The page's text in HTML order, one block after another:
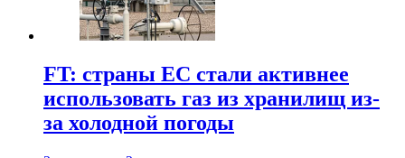
FT: страны ЕС стали активнее
использовать газ из хранилищ из-
за холодной погоды